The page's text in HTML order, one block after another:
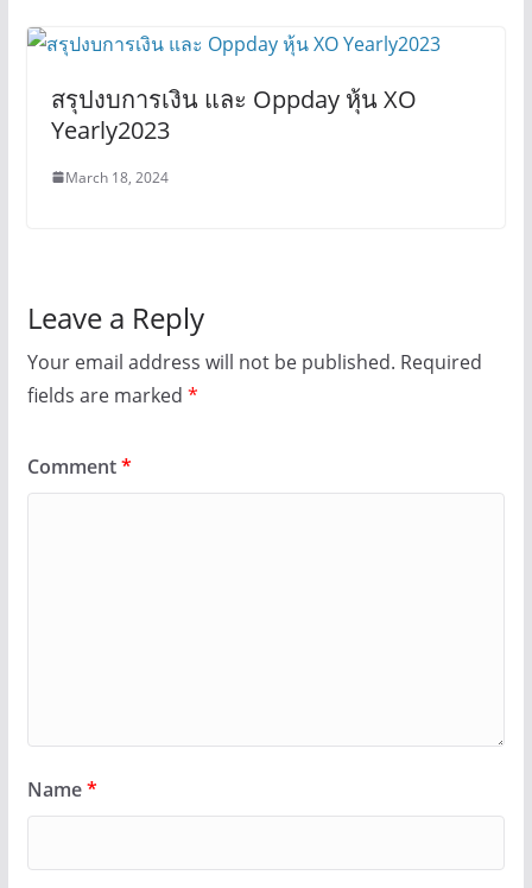
สรุปงบการเงิน และ Oppday หุ้น XO
Yearly2023
March 18, 2024
Leave a Reply
Your email address will not be published. Required
fields are marked *
Comment*
Name*